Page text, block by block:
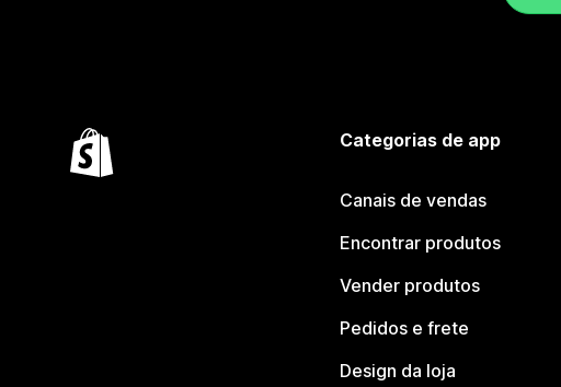
Categorias de app
Canais de vendas
Encontrar produtos
Vender produtos
Pedidos e frete
Design da loja